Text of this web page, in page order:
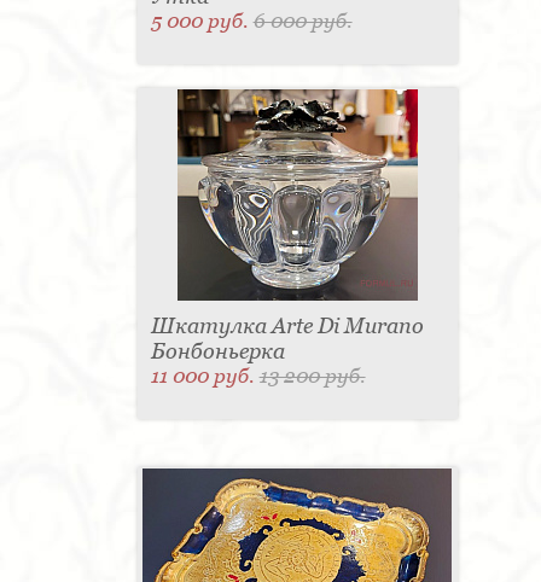
5 000 руб.6 000 руб.
Шкатулка Arte Di Murano
Бонбоньерка
11 000 руб.13 200 руб.